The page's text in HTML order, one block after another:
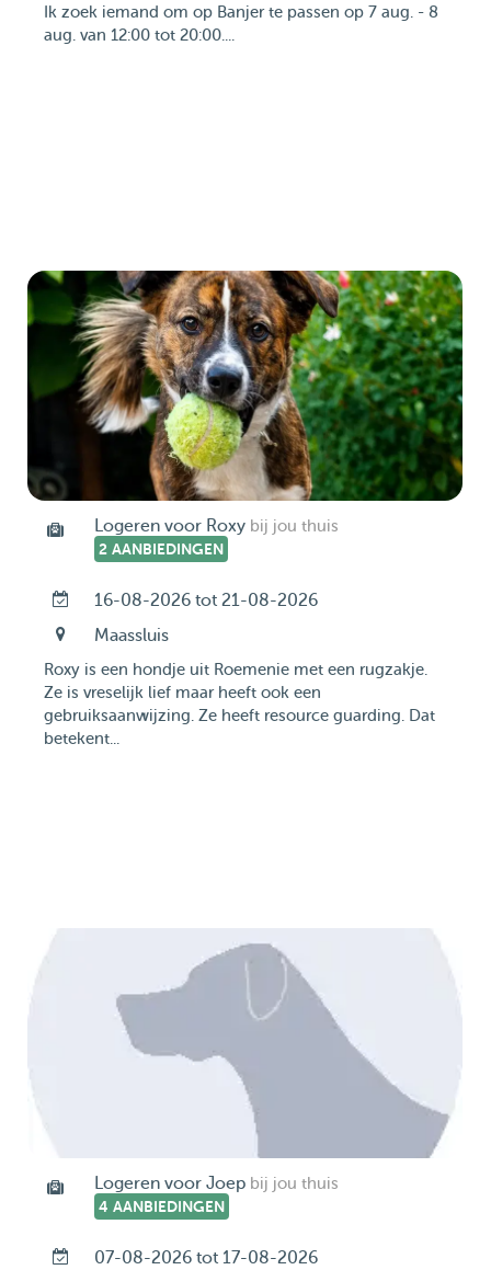
Ik zoek iemand om op Banjer te passen op 7 aug. - 8
aug. van 12:00 tot 20:00....
Logeren voor Roxy bij jou thuis
2 AANBIEDINGEN
16-08-2026 tot 21-08-2026
Maassluis
Roxy is een hondje uit Roemenie met een rugzakje.
Ze is vreselijk lief maar heeft ook een
gebruiksaanwijzing. Ze heeft resource guarding. Dat
betekent...
Logeren voor Joep bij jou thuis
4 AANBIEDINGEN
07-08-2026 tot 17-08-2026